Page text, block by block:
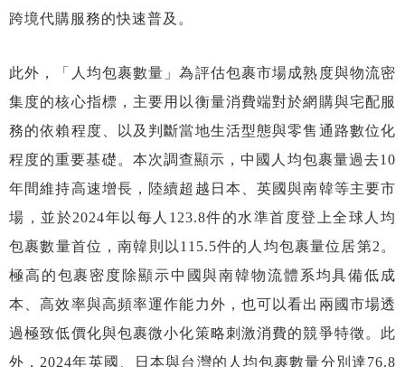
跨境代購服務的快速普及。
此外，「人均包裹數量」為評估包裹市場成熟度與物流密
集度的核心指標，主要用以衡量消費端對於網購與宅配服
務的依賴程度、以及判斷當地生活型態與零售通路數位化
程度的重要基礎。本次調查顯示，中國人均包裹量過去10
年間維持高速增長，陸續超越日本、英國與南韓等主要市
場，並於2024年以每人123.8件的水準首度登上全球人均
包裹數量首位，南韓則以115.5件的人均包裹量位居第2。
極高的包裹密度除顯示中國與南韓物流體系均具備低成
本、高效率與高頻率運作能力外，也可以看出兩國市場透
過極致低價化與包裹微小化策略刺激消費的競爭特徵。此
外，2024年英國、日本與台灣的人均包裹數量分別達76.8